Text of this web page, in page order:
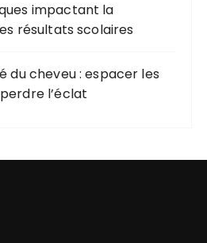
impactant la
résultats scolaires
du cheveu : espacer les
l’éclat